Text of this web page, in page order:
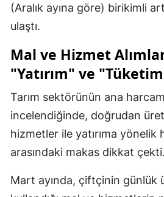
(Aralık ayına göre) birikimli
ulaştı.
Mal ve Hizmet
"Yatırım" ve
Tarım sektörünün ana
incelendiğinde, doğrudan
hizmetler ile yatırıma yönelik
arasındaki makas dikkat çekti.
Mart ayında, çiftçinin günlük